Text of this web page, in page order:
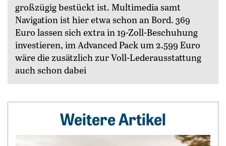
großzügig bestückt ist. Multimedia samt
Navigation ist hier etwa schon an Bord. 369
Euro lassen sich extra in 19-Zoll-Beschuhung
investieren, im Advanced Pack um 2.599 Euro
wäre die zusätzlich zur Voll-Lederausstattung
auch schon dabei
Weitere Artikel